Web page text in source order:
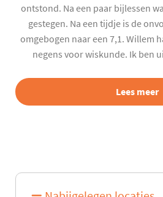
ontstond. Na een paar bijlessen
gestegen. Na een tijdje is de
omgebogen naar een 7,1. Willem
negens voor wiskunde. Ik ben
Lees meer